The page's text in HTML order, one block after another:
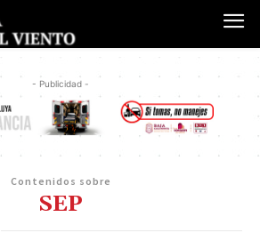
- Publicidad -
Contenidos sobre
SEP